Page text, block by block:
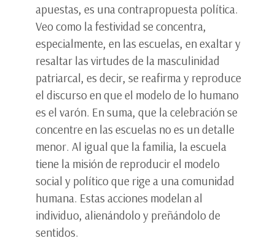
apuestas, es una contrapropuesta política.
Veo como la festividad se concentra,
especialmente, en las escuelas, en exaltar y
resaltar las virtudes de la masculinidad
patriarcal, es decir, se reafirma y reproduce
el discurso en que el modelo de lo humano
es el varón. En suma, que la celebración se
concentre en las escuelas no es un detalle
menor. Al igual que la familia, la escuela
tiene la misión de reproducir el modelo
social y político que rige a una comunidad
humana. Estas acciones modelan al
individuo, alienándolo y preñándolo de
sentidos.